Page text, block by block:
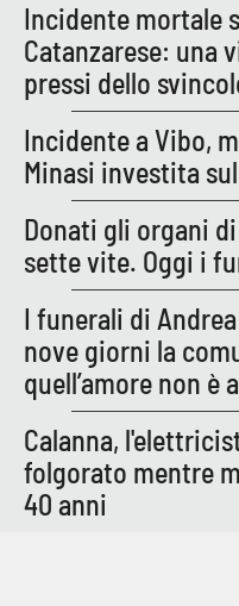
Food
Storie
LAC
NETWORK
Lacplay.it
Lactv.it
Laconair.it
Lacitymag.it
Lacapitalenews.it
Incidente mortale
Catanzarese: una
pressi dello
Incidente a Vibo,
Minasi investita
Donati gli organi
sette vite. Oggi i
I funerali di
nove giorni la
quell’amore non è
Calanna,
folgorato mentre
40 anni